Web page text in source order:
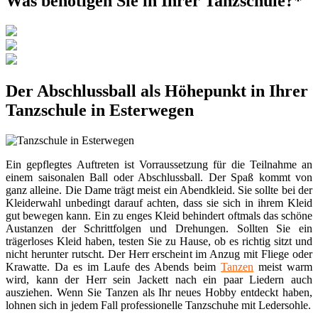
Der Abschlussball als Höhepunkt in Ihrer
Tanzschule in Esterwegen
Ein gepflegtes Auftreten ist Vorraussetzung für die Teilnahme an
einem saisonalen Ball oder Abschlussball. Der Spaß kommt von
ganz alleine. Die Dame trägt meist ein Abendkleid. Sie sollte bei der
Kleiderwahl unbedingt darauf achten, dass sie sich in ihrem Kleid
gut bewegen kann. Ein zu enges Kleid behindert oftmals das schöne
Austanzen der Schrittfolgen und Drehungen. Sollten Sie ein
trägerloses Kleid haben, testen Sie zu Hause, ob es richtig sitzt und
nicht herunter rutscht. Der Herr erscheint im Anzug mit Fliege oder
Krawatte. Da es im Laufe des Abends beim Tanzen meist warm
wird, kann der Herr sein Jackett nach ein paar Liedern auch
ausziehen. Wenn Sie Tanzen als Ihr neues Hobby entdeckt haben,
lohnen sich in jedem Fall professionelle Tanzschuhe mit Ledersohle.